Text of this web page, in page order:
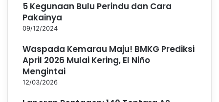
5 Kegunaan Bulu Perindu dan Cara
Pakainya
09/12/2024
Waspada Kemarau Maju! BMKG Prediksi
April 2026 Mulai Kering, El Niño
Mengintai
12/03/2026